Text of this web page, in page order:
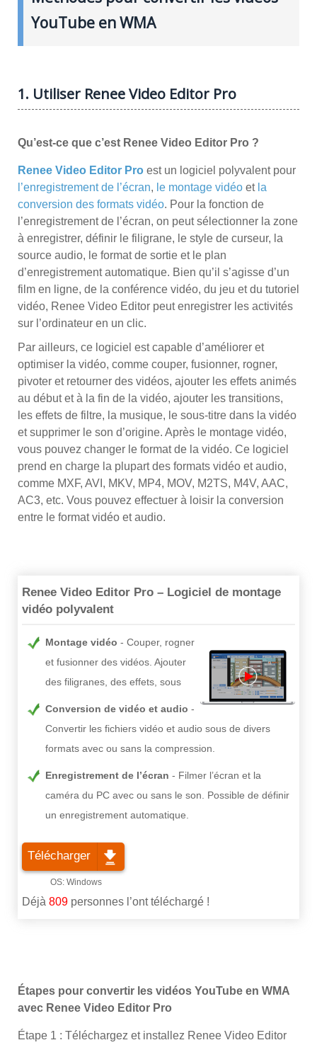
YouTube en WMA
1. Utiliser Renee Video Editor Pro
Qu’est-ce que c’est Renee Video Editor Pro ?
Renee Video Editor Pro est un logiciel polyvalent pour
l’enregistrement de l’écran, le montage vidéo et la
conversion des formats vidéo. Pour la fonction de
l’enregistrement de l’écran, on peut sélectionner la zone
à enregistrer, définir le filigrane, le style de curseur, la
source audio, le format de sortie et le plan
d’enregistrement automatique. Bien qu’il s’agisse d’un
film en ligne, de la conférence vidéo, du jeu et du tutoriel
vidéo, Renee Video Editor peut enregistrer les activités
sur l’ordinateur en un clic.
Par ailleurs, ce logiciel est capable d’améliorer et
optimiser la vidéo, comme couper, fusionner, rogner,
pivoter et retourner des vidéos, ajouter les effets animés
au début et à la fin de la vidéo, ajouter les transitions,
les effets de filtre, la musique, le sous-titre dans la vidéo
et supprimer le son d’origine. Après le montage vidéo,
vous pouvez changer le format de la vidéo. Ce logiciel
prend en charge la plupart des formats vidéo et audio,
comme MXF, AVI, MKV, MP4, MOV, M2TS, M4V, AAC,
AC3, etc. Vous pouvez effectuer à loisir la conversion
entre le format vidéo et audio.
Renee Video Editor Pro – Logiciel de montage
vidéo polyvalent
Montage vidéo
Couper, rogner
et fusionner des vidéos. Ajouter
des filigranes, des effets, sous
Conversion de vidéo et audio
Convertir les fichiers vidéo et audio sous de divers
formats avec ou sans la compression.
Enregistrement de l’écran
Filmer l’écran et la
caméra du PC avec ou sans le son. Possible de définir
un enregistrement automatique.
Télécharger
Déjà 809 personnes l’ont téléchargé !
Étapes pour convertir les vidéos YouTube en WMA
avec Renee Video Editor Pro
Étape 1 : Téléchargez et installez Renee Video Editor